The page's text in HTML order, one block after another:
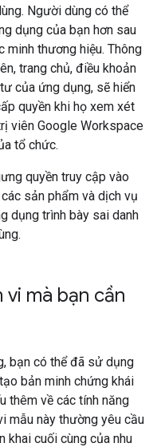
Người dùng có thể
dụng của bạn hơn sau
minh thương hiệu. Thông
trang chủ, điều khoản
của ứng dụng, sẽ hiển
quyền khi họ xem xét
viên Google Workspace
tổ chức.
quyền truy cập vào
sản phẩm và dịch vụ
dụng trình bày sai danh
mà bạn cần
bạn có thể đã sử dụng
bản minh chứng khái
thêm về các tính năng
mẫu này thường yêu cầu
khai cuối cùng của nhu